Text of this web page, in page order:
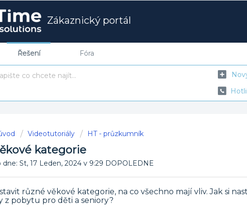
Zákaznický portál
Řešení Fóra
Videotutoriály HT - průzkumník
kategorie
dne: St, 17 Leden, 2024 v 9:29 DOPOLEDNE
různé věkové kategorie, na co všechno mají vliv. Jak si
z pobytu pro děti a seniory?